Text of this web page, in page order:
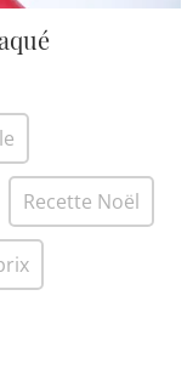
Recette Noël